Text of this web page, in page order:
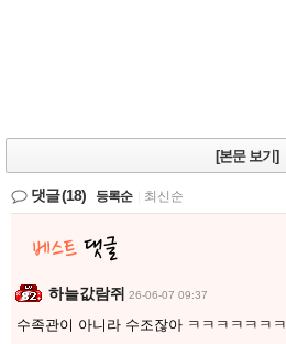
[본문 보기]
댓글(18) 등록순 최신순
하늘값람쥐 26-06-07 09:37
수족관이 아니라 수조잖아 ㅋㅋㅋㅋㅋㅋ